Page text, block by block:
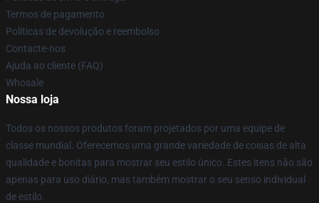
Termos de pagamento
Políticas de devolução e reembolso
Contacte-nos
Ajuda ao cliente (FAQ)
Whosale
Nossa loja
Todos os nossos produtos foram projetados por uma equipe de
classe mundial. Oferecemos uma grande variedade de coisas de alta
qualidade e bonitas para mostrar seu estilo único. Estes itens não são
apenas para uso diário, mas também mostrar o seu senso individual
de estilo.